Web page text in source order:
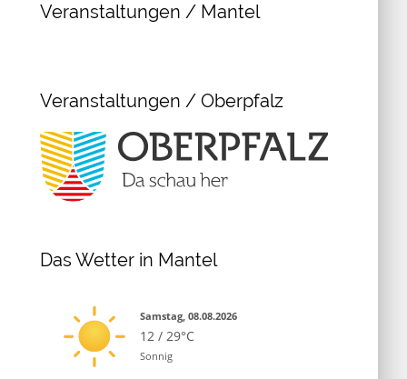
Veranstaltungen / Mantel
Veranstaltungen / Oberpfalz
Das Wetter in Mantel
Samstag, 08.08.2026
12 / 29°C
Sonnig